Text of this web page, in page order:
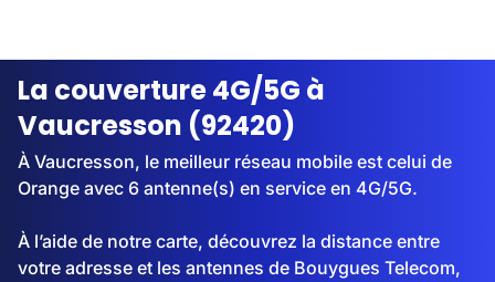
Streaming
La couverture 4G/5G à
Vaucresson (92420)
À Vaucresson, le meilleur réseau mobile est celui de
Orange avec 6 antenne(s) en service en 4G/5G.
À l’aide de notre carte, découvrez la distance entre
votre adresse et les antennes de Bouygues Telecom,